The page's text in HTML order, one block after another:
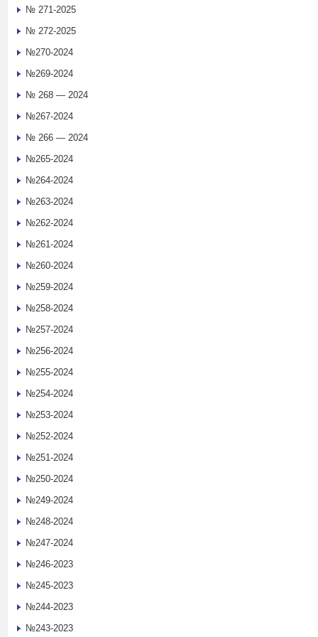
№ 271-2025
№ 272-2025
№270-2024
№269-2024
№ 268 — 2024
№267-2024
№ 266 — 2024
№265-2024
№264-2024
№263-2024
№262-2024
№261-2024
№260-2024
№259-2024
№258-2024
№257-2024
№256-2024
№255-2024
№254-2024
№253-2024
№252-2024
№251-2024
№250-2024
№249-2024
№248-2024
№247-2024
№246-2023
№245-2023
№244-2023
№243-2023